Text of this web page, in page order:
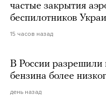
частые закрытия
беспилотников
15 часов назад
В России
бензина более
день назад